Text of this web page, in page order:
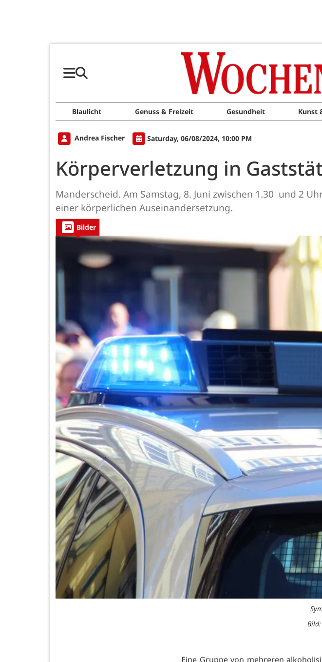
Blaulicht Genuss & Freizeit Gesundheit Kunst
Andrea Fischer Saturday, 06/08/2024, 10:00 PM
Körperverletzung in
Manderscheid. Am Samstag, 8. Juni zwischen 1.30 und 2
einer körperlichen Auseinandersetzung.
Bilder
Eine Gruppe von mehreren